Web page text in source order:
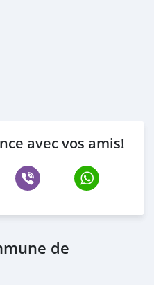
avec vos amis!
de